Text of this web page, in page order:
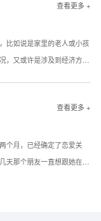
查看更多 +
比如说是家里的老人或小孩
，又或许是涉及到经济方面
查看更多 +
个月，已经确定了恋爱关
天那个朋友一直想跟她在现